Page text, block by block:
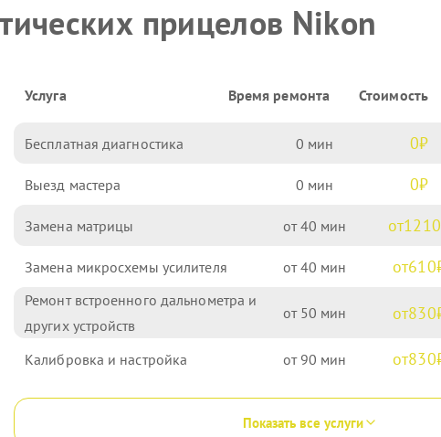
прицелов Nikon
Услуга Время ремонта Стоимость
Бесплатная диагностика 0 0
Выезд мастера 0 0
Замена матрицы 40 1210
Замена микросхемы усилителя 40 610
Ремонт встроенного дальнометра и
других устройств
50 830
Калибровка и настройка 90 830
Показать все услуги